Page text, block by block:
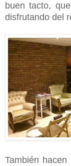
buen tacto,
disfrutando del
También